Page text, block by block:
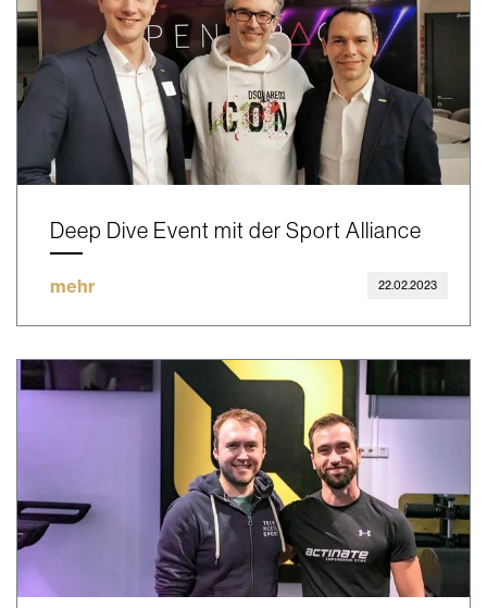
Deep Dive Event mit der Sport Alliance
mehr 22.02.2023